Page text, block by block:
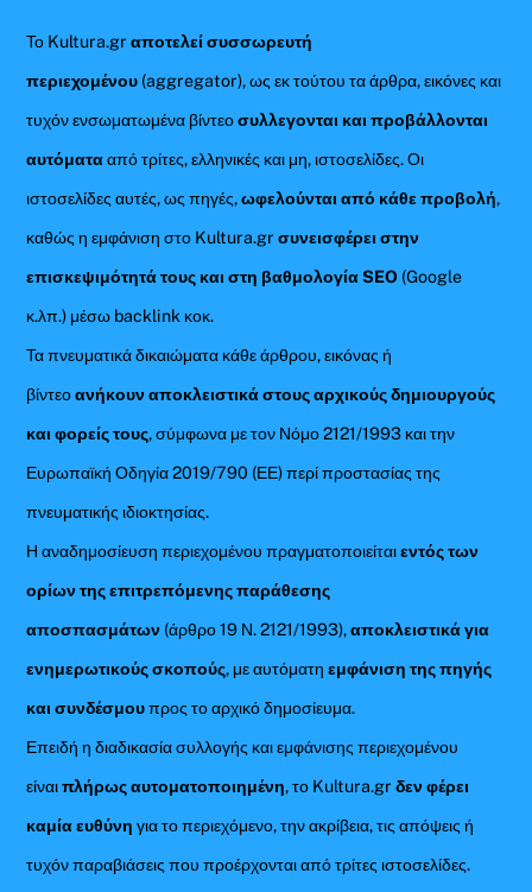
Το Kultura.grαποτελεί συσσωρευτή
περιεχομένου (aggregator), ως εκ τούτου τα άρθρα, εικόνες και
τυχόν ενσωματωμένα βίντεοσυλλεγονται και προβάλλονται
αυτόματααπό τρίτες, ελληνικές και μη, ιστοσελίδες. Οι
ιστοσελίδες αυτές, ως πηγές,ωφελούνται από κάθε προβολή,
καθώς η εμφάνιση στο Kultura.gr συνεισφέρει στην
επισκεψιμότητά τους και στη βαθμολογία SEO (Google
κ.λπ.) μέσω backlink κοκ.
Τα πνευματικά δικαιώματα κάθε άρθρου, εικόνας ή
βίντεοανήκουν αποκλειστικά στους αρχικούς δημιουργούς
και φορείς τους, σύμφωνα με τον Νόμο 2121/1993 και την
Ευρωπαϊκή Οδηγία 2019/790 (ΕΕ) περί προστασίας της
πνευματικής ιδιοκτησίας.
Η αναδημοσίευση περιεχομένου πραγματοποιείταιεντός των
ορίων της επιτρεπόμενης παράθεσης
αποσπασμάτων (άρθρο 19 Ν. 2121/1993),αποκλειστικά για
ενημερωτικούς σκοπούς, με αυτόματηεμφάνιση της πηγής
και συνδέσμουπρος το αρχικό δημοσίευμα.
Επειδή η διαδικασία συλλογής και εμφάνισης περιεχομένου
είναιπλήρως αυτοματοποιημένη, το Kultura.grδεν φέρει
καμία ευθύνη για το περιεχόμενο, την ακρίβεια, τις απόψεις ή
τυχόν παραβιάσεις που προέρχονται από τρίτες ιστοσελίδες.